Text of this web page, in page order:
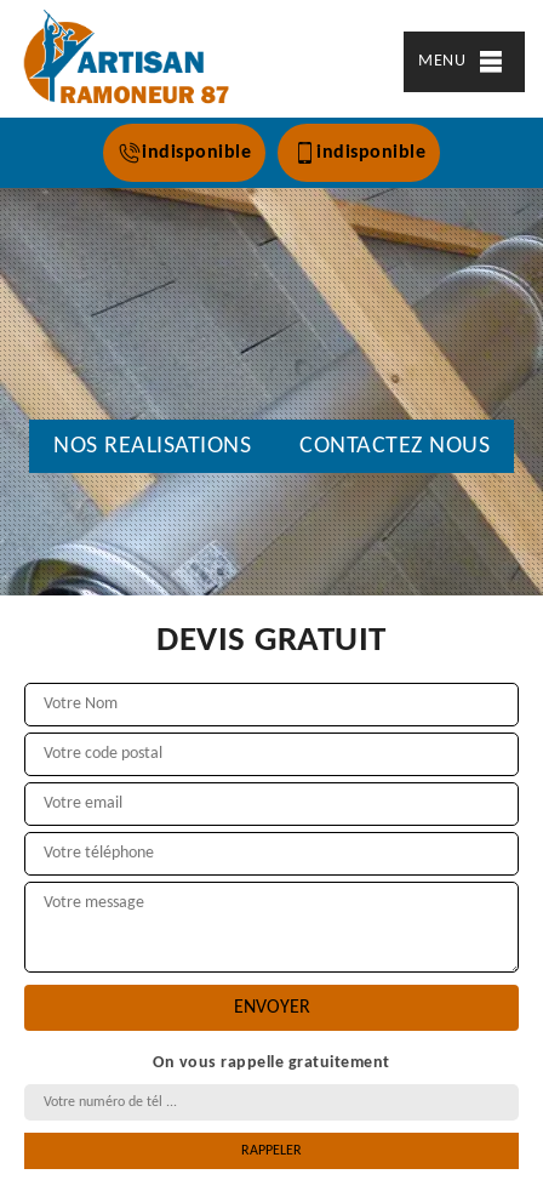
MENU
indisponible indisponible
NOS REALISATIONS CONTACTEZ NOUS
DEVIS GRATUIT
On vous rappelle gratuitement